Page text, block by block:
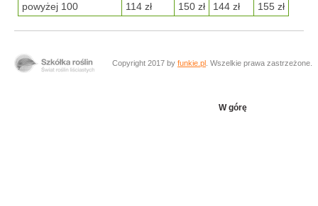
powyżej 100
114 zł 150 zł 144 zł 155 zł
Copyright 2017 by funkie.pl . Wszelkie prawa zastrzeżone.
W górę